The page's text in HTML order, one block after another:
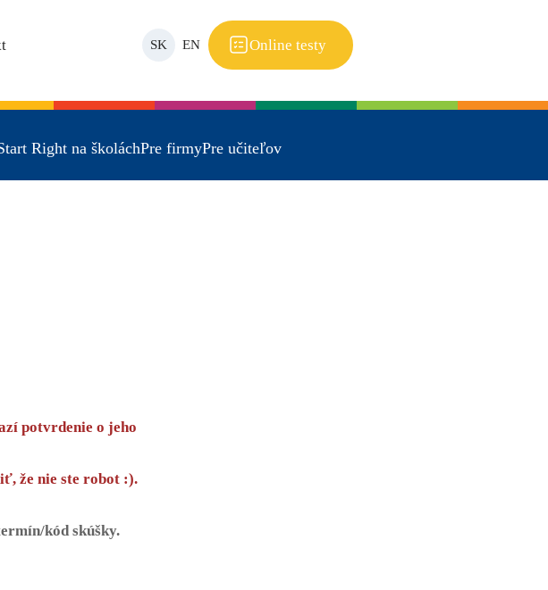
SK EN Online testy
Right na školáchPre firmyPre učiteľov
potvrdenie o jeho
že nie ste robot :).
kód skúšky.